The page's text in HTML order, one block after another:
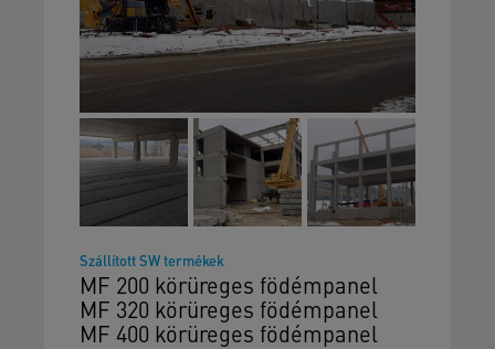
Szállított SW termékek
MF 200 körüreges födémpanel
MF 320 körüreges födémpanel
MF 400 körüreges födémpanel